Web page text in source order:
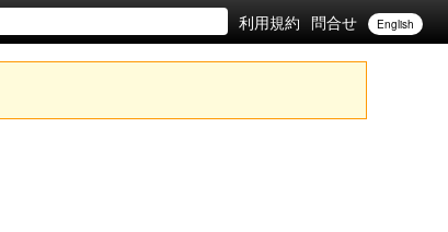
利用規約 問合せ English